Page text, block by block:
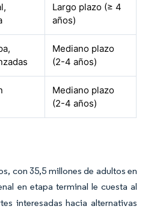
Largo plazo (≥ 4
años)
Mediano plazo
(2-4 años)
Mediano plazo
(2-4 años)
con 35,5 millones de adultos en
en etapa terminal le cuesta al
interesadas hacia alternativas